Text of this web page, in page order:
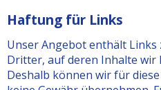
Haftung für Links
Unser Angebot enthält Links
Dritter, auf deren Inhalte wir
Deshalb können wir für